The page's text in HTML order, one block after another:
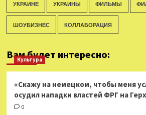
УКРАИНЕ УКРАИНЫ ФИЛЬМЫ
ШОУБИЗНЕС КОЛЛАБОРАЦИЯ
Вам будет интересно:
Культура
«Скажу на немецком, чтобы меня
осудил нападки властей ФРГ на
0